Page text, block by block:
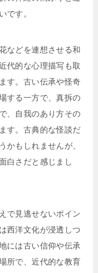
です。
などを連想させる和
代的な心理描写も取
す。古い伝承や怪奇
する一方で、真拆の
、自我のあり方その
す。古典的な怪談だ
かもしれませんが、
白さだと感じまし
で見逃せないポイン
西洋文化が浸透しつ
には古い信仰や伝承
所で、近代的な教育